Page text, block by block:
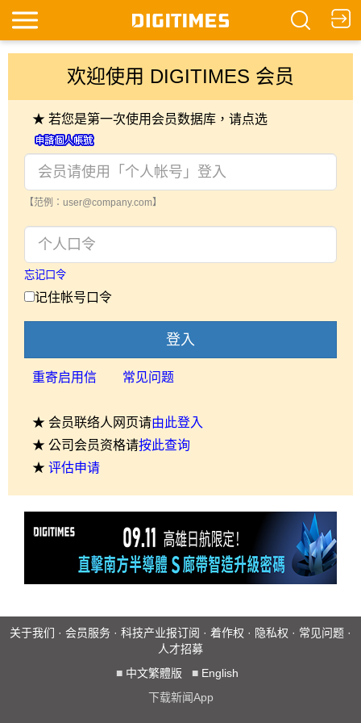
欢迎使用 DIGITIMES 会员
★ 若您是第一次使用会员数据库，请点选
【范例：user@company.com】
忘记口令
记住帐号口令
登入
重寄启用信 常见问题
★ 会员联络人网页请由此登入
★ 公司会员资格请按此查询
★ 评估申请
关于我们 · 会员服务 · 科技产业报订阅 · 着作权 · 隐私权 · 常见问题 ·
人才招募
■ 中文繁體版 ■ English
下载新闻App